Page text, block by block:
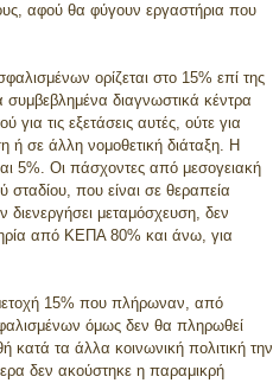
αφού θα φύγουν εργαστήρια που
ορίζεται στο 15% επί της
διαγνωστικά κέντρα
τις εξετάσεις αυτές, ούτε για
ή σε άλλη νομοθετική διάταξη. Η
5%. Οι πάσχοντες από μεσογειακή
σταδίου, που είναι σε θεραπεία
διενεργήσει μεταμόσχευση, δεν
από ΚΕΠΑ 80% και άνω, για
15% που πλήρωναν, από
όμως δεν θα πληρωθεί
κατά τα άλλα κοινωνική πολιτική την
δεν ακούστηκε η παραμικρή